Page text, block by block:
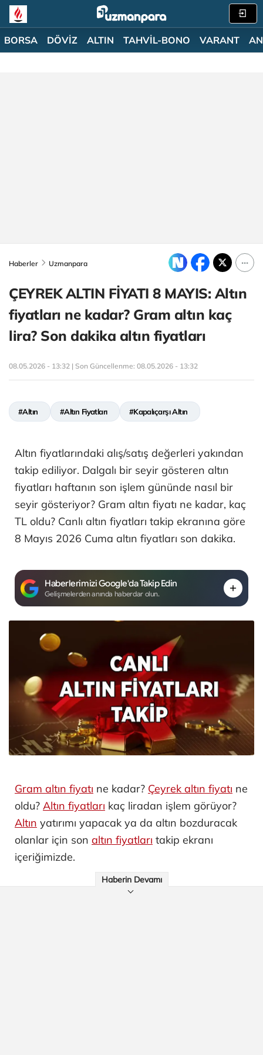
BORSA DÖVİZ ALTIN TAHVİL-BONO VARANT
Haberler Uzmanpara
ÇEYREK ALTIN FİYATI 8 MAYIS: Altın
fiyatları ne kadar? Gram altın kaç
lira? Son dakika altın fiyatları
08.05.2026 - 13:32 | Son Güncellenme: 08.05.2026 - 13:32
#Altın #Altın Fiyatları #Kapalıçarşı Altın
Altın fiyatlarındaki alış/satış değerleri yakından
takip ediliyor. Dalgalı bir seyir gösteren altın
fiyatları haftanın son işlem gününde nasıl bir
seyir gösteriyor? Gram altın fiyatı ne kadar, kaç
TL oldu? Canlı altın fiyatları takip ekranına göre
8 Mayıs 2026 Cuma altın fiyatları son dakika.
Haberlerimizi Google'da Takip Edin
Gelişmelerden anında haberdar olun.
Gram altın fiyatı ne kadar? Çeyrek altın fiyatı ne
oldu? Altın fiyatları kaç liradan işlem görüyor?
Altın yatırımı yapacak ya da altın bozduracak
olanlar için son altın fiyatları takip ekranı
içeriğimizde.
Haberin Devamı